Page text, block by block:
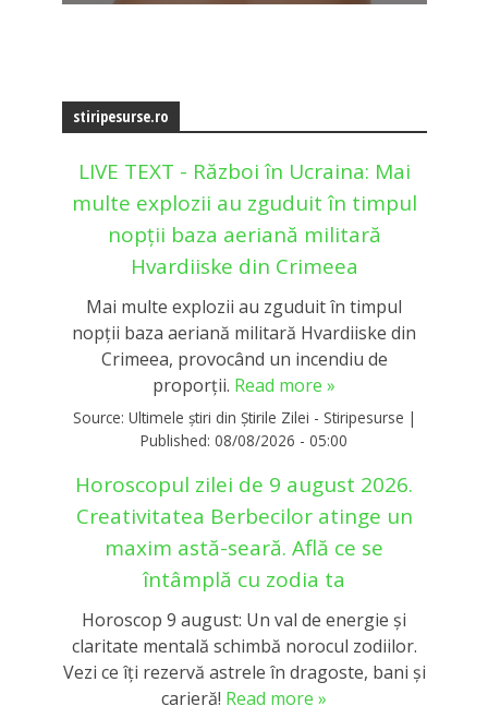
stiripesurse.ro
LIVE TEXT - Război în Ucraina: Mai
multe explozii au zguduit în timpul
nopții baza aeriană militară
Hvardiiske din Crimeea
Mai multe explozii au zguduit în timpul
nopții baza aeriană militară Hvardiiske din
Crimeea, provocând un incendiu de
proporții. Read more »
Source: Ultimele știri din Știrile Zilei - Stiripesurse |
Published: 08/08/2026 - 05:00
Horoscopul zilei de 9 august 2026.
Creativitatea Berbecilor atinge un
maxim astă-seară. Află ce se
întâmplă cu zodia ta
Horoscop 9 august: Un val de energie și
claritate mentală schimbă norocul zodiilor.
Vezi ce îți rezervă astrele în dragoste, bani și
carieră! Read more »